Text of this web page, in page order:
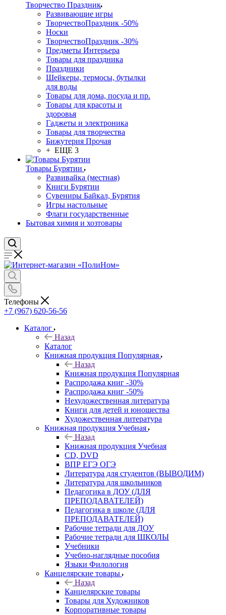
Творчество Праздник
Развивающие игры
ТворчествоПраздник -50%
Носки
ТворчествоПраздник -30%
Предметы Интерьера
Товары для праздника
Праздники
Шейкеры, термосы, бутылки
для воды
Товары для дома, посуда и пр.
Товары для красоты и
здоровья
Гаджеты и электроника
Товары для творчества
Бижутерия Прочая
+ ЕЩЕ 3
Товары Бурятии
Развивайка (местная)
Книги Бурятии
Сувениры Байкал, Бурятия
Игры настольные
Флаги государственные
Бытовая химия и хозтовары
Телефоны
+7 (967) 620-56-56
Каталог
Назад
Каталог
Книжная продукция Популярная
Назад
Книжная продукция Популярная
Распродажа книг -30%
Распродажа книг -50%
Нехудожественная литература
Книги для детей и юношества
Художественная литература
Книжная продукция Учебная
Назад
Книжная продукция Учебная
CD, DVD
ВПР ЕГЭ ОГЭ
Литература для студентов (ВЫВОДИМ)
Литература для школьников
Педагогика в ДОУ (ДЛЯ
ПРЕПОДАВАТЕЛЕЙ)
Педагогика в школе (ДЛЯ
ПРЕПОДАВАТЕЛЕЙ)
Рабочие тетради для ДОУ
Рабочие тетради для ШКОЛЫ
Учебники
Учебно-наглядные пособия
Языки Филология
Канцелярские товары
Назад
Канцелярские товары
Товары для Художников
Корпоративные товары